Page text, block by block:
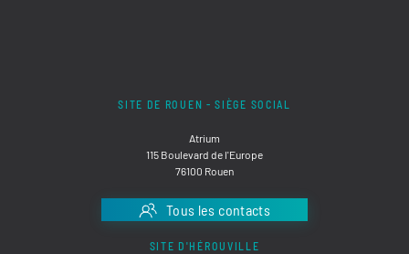
SITE DE ROUEN - SIÈGE SOCIAL
Atrium
115 Boulevard de l'Europe
76100 Rouen
Tous les contacts
SITE D'HÉROUVILLE